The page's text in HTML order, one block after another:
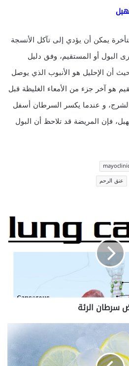
يمكن أن يؤدي إلى تآكل الأنسجة
البول أو المستقيم، وفق دليل
أن الإحليل هو الأنبوب الذي يوصل
هو آخر جزء من الأمعاء الغليظة قبل
الشرج، و عندما يكسر السرطان أسفل
فإن المريضة قد تلاحظ أن البول
عنق الرحم
سرطان الرئة